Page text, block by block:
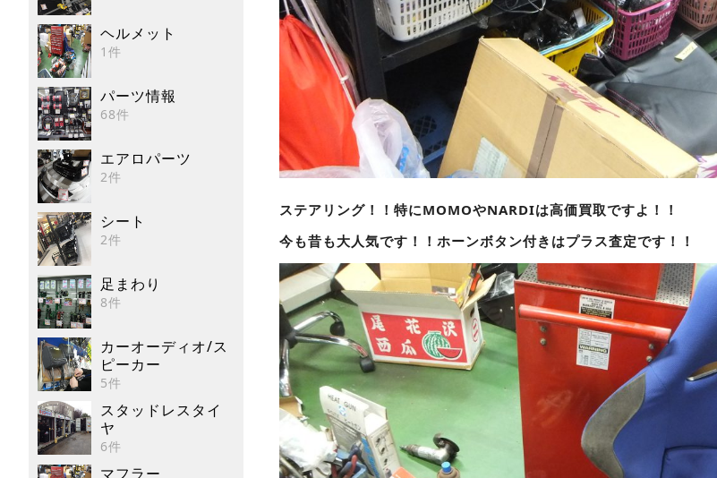
ヘルメット
1件
パーツ情報
68件
エアロパーツ
2件
シート
2件
足まわり
8件
カーオーディオ/ス
ピーカー
5件
スタッドレスタイ
ヤ
6件
マフラー
ステアリング！！特にMOMOやNARDIは高価買取ですよ！！
今も昔も大人気です！！ホーンボタン付きはプラス査定です！！